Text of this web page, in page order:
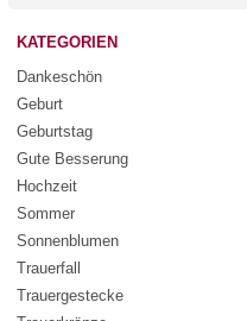
KATEGORIEN
Dankeschön
Geburt
Geburtstag
Gute Besserung
Hochzeit
Sommer
Sonnenblumen
Trauerfall
Trauergestecke